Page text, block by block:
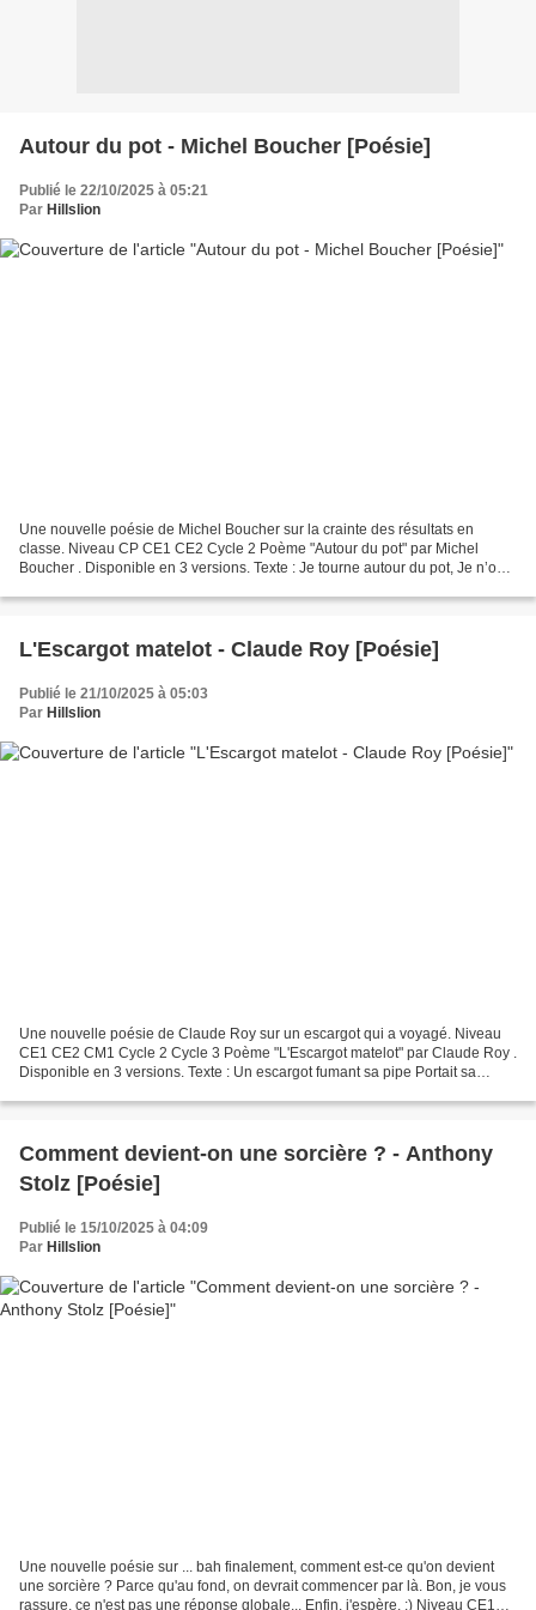
Autour du pot - Michel Boucher [Poésie]
Publié le 22/10/2025 à 05:21
Par Hillslion
Une nouvelle poésie de Michel Boucher sur la crainte des résultats en
classe. Niveau CP CE1 CE2 Cycle 2 Poème "Autour du pot" par Michel
Boucher . Disponible en 3 versions. Texte : Je tourne autour du pot, Je n’ose
L'Escargot matelot - Claude Roy [Poésie]
Publié le 21/10/2025 à 05:03
Par Hillslion
Une nouvelle poésie de Claude Roy sur un escargot qui a voyagé. Niveau
CE1 CE2 CM1 Cycle 2 Cycle 3 Poème "L'Escargot matelot" par Claude Roy .
Disponible en 3 versions. Texte : Un escargot fumant sa pipe Portait sa
Comment devient-on une sorcière ? - Anthony
Stolz [Poésie]
Publié le 15/10/2025 à 04:09
Par Hillslion
Une nouvelle poésie sur ... bah finalement, comment est-ce qu'on devient
une sorcière ? Parce qu'au fond, on devrait commencer par là. Bon, je vous
rassure, ce n'est pas une réponse globale... Enfin, j'espère. :) Niveau CE1